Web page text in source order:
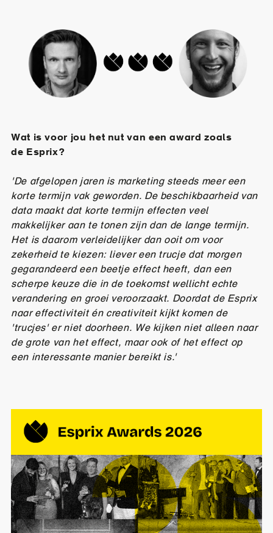
Wat is voor jou het nut van een award zoals
de Esprix?
'De afgelopen jaren is marketing steeds meer een
korte termijn vak geworden. De beschikbaarheid van
data maakt dat korte termijn effecten veel
makkelijker aan te tonen zijn dan de lange termijn.
Het is daarom verleidelijker dan ooit om voor
zekerheid te kiezen: liever een trucje dat morgen
gegarandeerd een beetje effect heeft, dan een
scherpe keuze die in de toekomst wellicht echte
verandering en groei veroorzaakt. Doordat de Esprix
naar effectiviteit én creativiteit kijkt komen de
'trucjes' er niet doorheen. We kijken niet alleen naar
de grote van het effect, maar ook of het effect op
een interessante manier bereikt is.'